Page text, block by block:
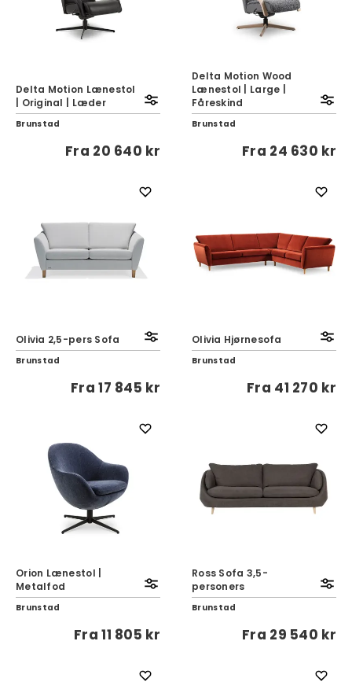
Delta Motion Lænestol
| Original | Læder
Brunstad
Fra 20 640 kr
Delta Motion Wood
Lænestol | Large |
Fåreskind
Brunstad
Fra 24 630 kr
Olivia 2,5-pers Sofa
Brunstad
Fra17 845 kr
Olivia Hjørnesofa
Brunstad
Fra 41 270 kr
Orion Lænestol |
Metalfod
Brunstad
Fra11 805 kr
Ross Sofa 3,5-
personers
Brunstad
Fra 29 540 kr